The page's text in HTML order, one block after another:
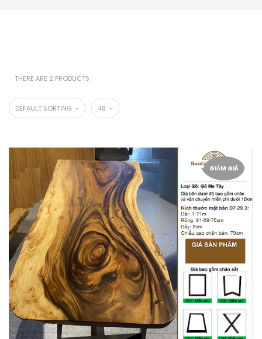
THERE ARE 2 PRODUCTS
DEFAULT SORTING 48
GIẢM GIÁ